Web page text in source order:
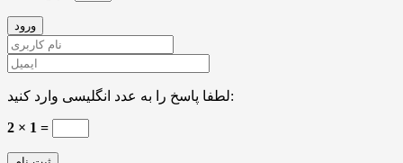
لطفا پاسخ را به عدد انگلیسی وارد کنید:
2 × 1 =